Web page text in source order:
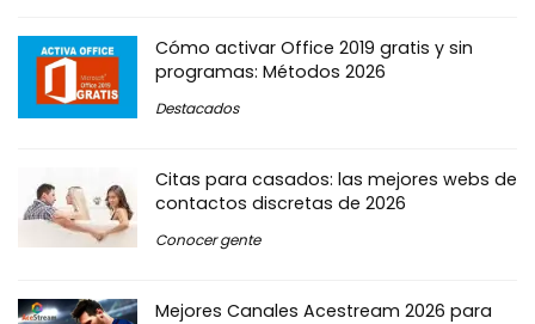
Cómo activar Office 2019 gratis y sin
programas: Métodos 2026
Destacados
Citas para casados: las mejores webs de
contactos discretas de 2026
Conocer gente
Mejores Canales Acestream 2026 para